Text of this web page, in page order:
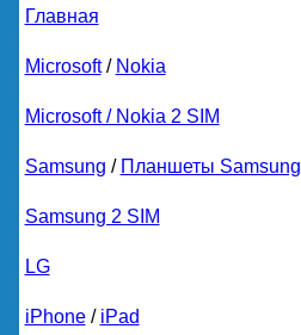
Главная
Microsoft/ Nokia
Microsoft / Nokia 2 SIM
Samsung / Планшеты Samsung
Samsung 2 SIM
LG
iPhone/ iPad